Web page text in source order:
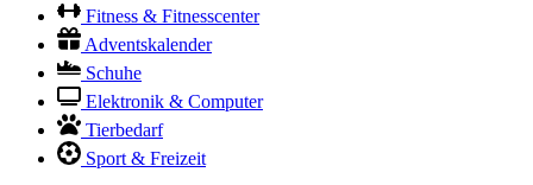
Fitness & Fitnesscenter
Adventskalender
Schuhe
Elektronik & Computer
Tierbedarf
Sport & Freizeit